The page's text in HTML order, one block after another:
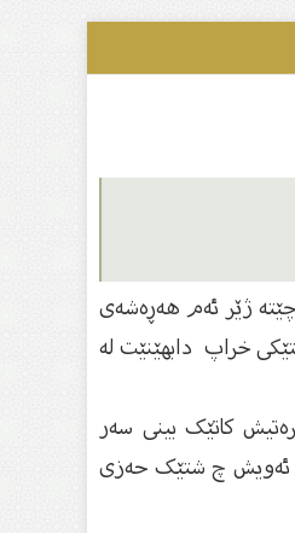
ژێر ئەم هەڕەشەی
خراپ دابهێنێت لە
کاتێک بینی سەر
، ئەویش چ شتێک حەزی